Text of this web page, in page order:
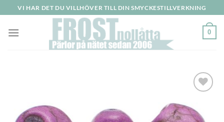
to
content
VI HAR DET DU VILLHÖVER TILL DIN SMYCKESTILLVERKNING
0
Lägg
till i